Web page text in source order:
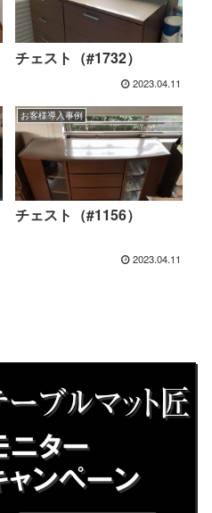
チェスト（#1732）
2023.04.11
お客様導入事例
チェスト（#1156）
2023.04.11